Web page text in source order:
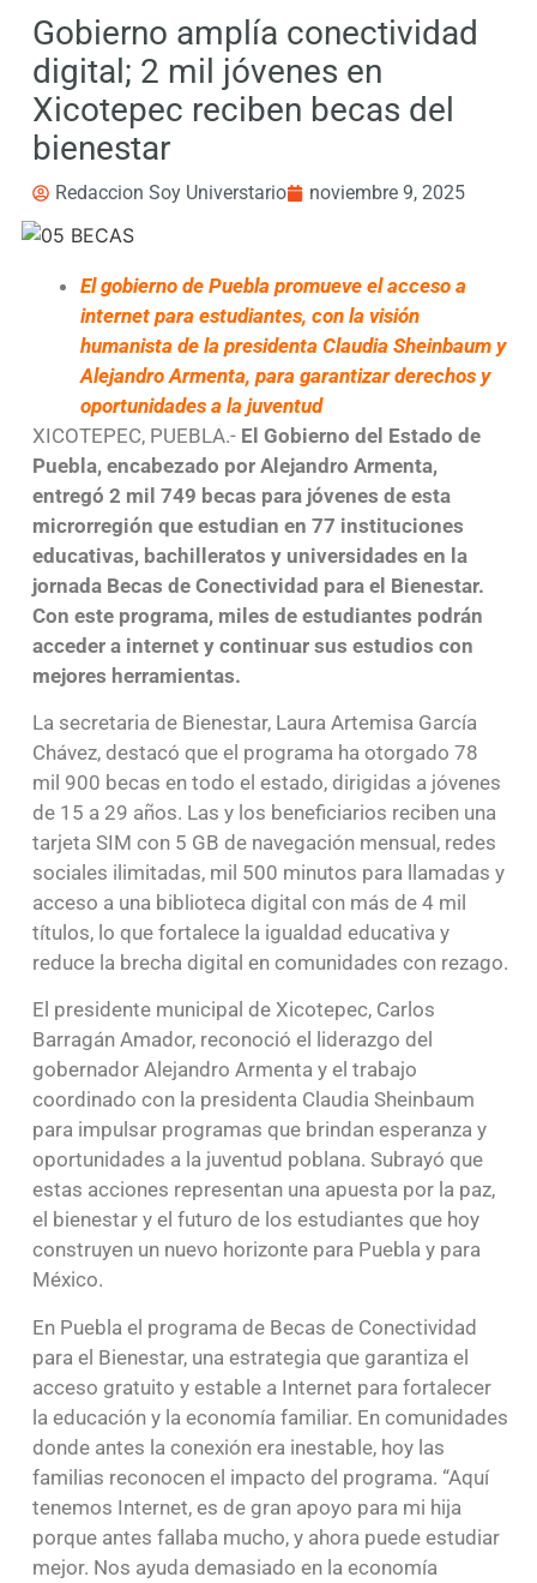
Gobierno amplía conectividad
digital; 2 mil jóvenes en
Xicotepec reciben becas del
bienestar
Redaccion Soy Universtario noviembre 9, 2025
El gobierno de Puebla promueve el acceso a
internet para estudiantes, con la visión
humanista de la presidenta Claudia Sheinbaum y
Alejandro Armenta, para garantizar derechos y
oportunidades a la juventud
XICOTEPEC, PUEBLA.- El Gobierno del Estado de
Puebla, encabezado por Alejandro Armenta,
entregó 2 mil 749 becas para jóvenes de esta
microrregión que estudian en 77 instituciones
educativas, bachilleratos y universidades en la
jornada Becas de Conectividad para el Bienestar.
Con este programa, miles de estudiantes podrán
acceder a internet y continuar sus estudios con
mejores herramientas.
La secretaria de Bienestar, Laura Artemisa García
Chávez, destacó que el programa ha otorgado 78
mil 900 becas en todo el estado, dirigidas a jóvenes
de 15 a 29 años. Las y los beneficiarios reciben una
tarjeta SIM con 5 GB de navegación mensual, redes
sociales ilimitadas, mil 500 minutos para llamadas y
acceso a una biblioteca digital con más de 4 mil
títulos, lo que fortalece la igualdad educativa y
reduce la brecha digital en comunidades con rezago.
El presidente municipal de Xicotepec, Carlos
Barragán Amador, reconoció el liderazgo del
gobernador Alejandro Armenta y el trabajo
coordinado con la presidenta Claudia Sheinbaum
para impulsar programas que brindan esperanza y
oportunidades a la juventud poblana. Subrayó que
estas acciones representan una apuesta por la paz,
el bienestar y el futuro de los estudiantes que hoy
construyen un nuevo horizonte para Puebla y para
México.
En Puebla el programa de Becas de Conectividad
para el Bienestar, una estrategia que garantiza el
acceso gratuito y estable a Internet para fortalecer
la educación y la economía familiar. En comunidades
donde antes la conexión era inestable, hoy las
familias reconocen el impacto del programa. “Aquí
tenemos Internet, es de gran apoyo para mi hija
porque antes fallaba mucho, y ahora puede estudiar
mejor. Nos ayuda demasiado en la economía